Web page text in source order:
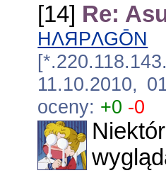
[14] Re:
HΛЯPΛGŌN
11.10.2010,
oceny: +0 -0